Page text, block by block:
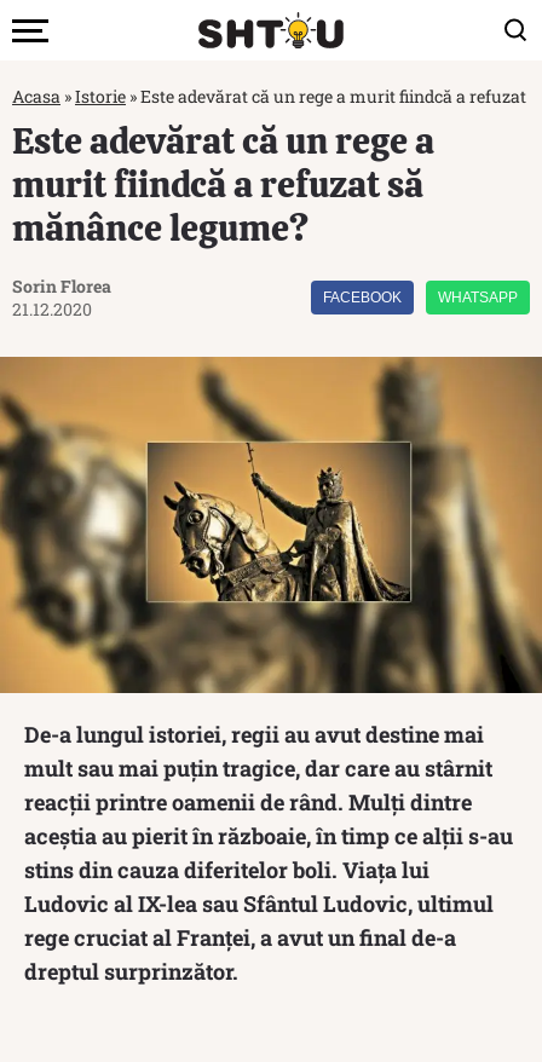
Acasa »Istorie »Este adevărat că un rege a murit fiindcă a refuzat
Este adevărat că un rege a
murit fiindcă a refuzat să
mănânce legume?
Sorin Florea
21.12.2020
FACEBOOK WHATSAPP
De-a lungul istoriei, regii au avut destine mai
mult sau mai puțin tragice, dar care au stârnit
reacții printre oamenii de rând. Mulți dintre
aceștia au pierit în războaie, în timp ce alții s-au
stins din cauza diferitelor boli. Viața lui
Ludovic al IX-lea sau Sfântul Ludovic, ultimul
rege cruciat al Franței, a avut un final de-a
dreptul surprinzător.